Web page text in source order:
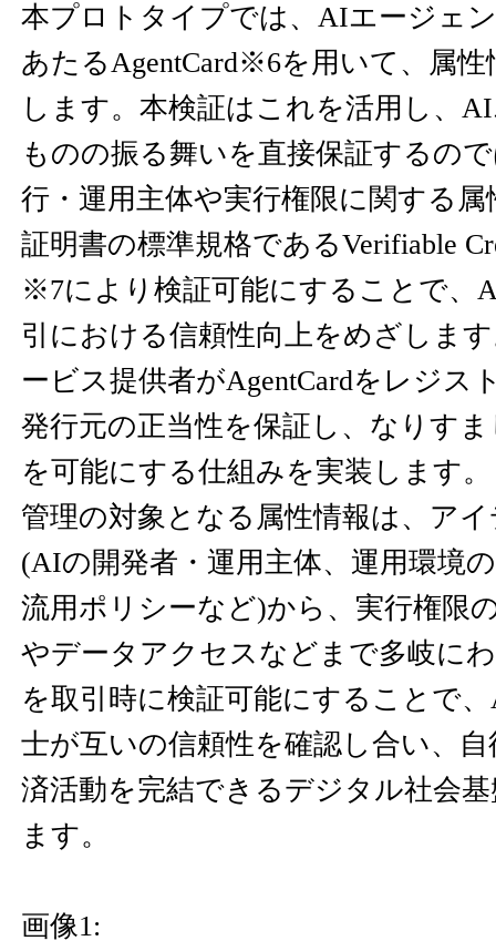
本プロトタイプでは、AIエージェ
あたるAgentCard※6を用いて、属性
します。本検証はこれを活用し、
ものの振る舞いを直接保証するの
行・運用主体や実行権限に関する
証明書の標準規格であるVerifiable
※7により検証可能にすることで、
引における信頼性向上をめざしま
ービス提供者がAgentCardをレジス
発行元の正当性を保証し、なりす
を可能にする仕組みを実装します。
管理の対象となる属性情報は、ア
(AIの開発者・運用主体、運用環境
流用ポリシーなど)から、実行権限
やデータアクセスなどまで多岐に
を取引時に検証可能にすることで
士が互いの信頼性を確認し合い、
済活動を完結できるデジタル社会
ます。
画像1: